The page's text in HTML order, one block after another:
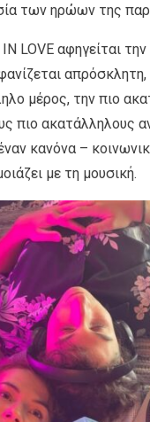
των ηρώων της
LOVE αφηγείται την
μέρος, την πιο
πιο ακατάλληλους
κανόνα –
με τη μουσική.